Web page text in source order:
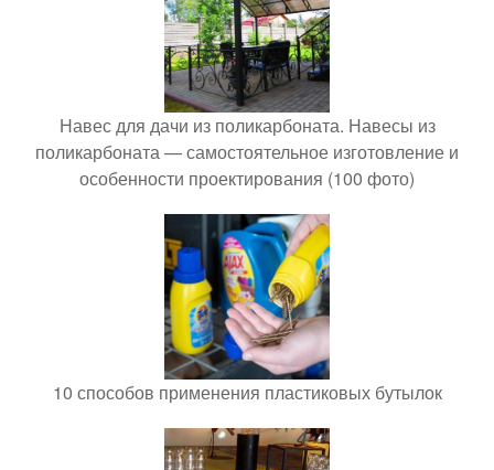
Навес для дачи из поликарбоната. Навесы из
поликарбоната — самостоятельное изготовление и
особенности проектирования (100 фото)
10 способов применения пластиковых бутылок